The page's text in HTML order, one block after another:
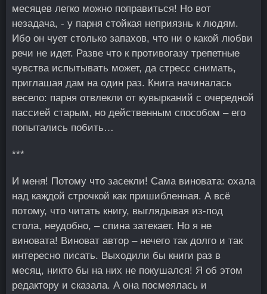
месяцев легко можно поправиться! Но вот
незадача, - у парня стойкая неприязнь к людям.
Ибо он чует столько запахов, что ни о какой любви
речи не идет. Разве что к противогазу трепетные
чувства испытывать может, да стресс снимать,
приглашая дам на один раз. Книга начиналась
весело: парня отвлекли от кувырканий с очередной
пассией старым, но действенным способом – его
попытались побить…
***
И меня! Потому что засекли! Сама виновата: охала
над каҗдой строчкой как пришибленная. А всё
потому, что читать книгу, выглядывая из-под
стола, неудобно, – спина затекает. Но я не
виновата! Виноват автор – нечего так долго и так
интересно писать. Выходили бы книги раз в
месяц, никто бы на них не покушался! Я об этом
редактору и сказала. А она посмеялась и